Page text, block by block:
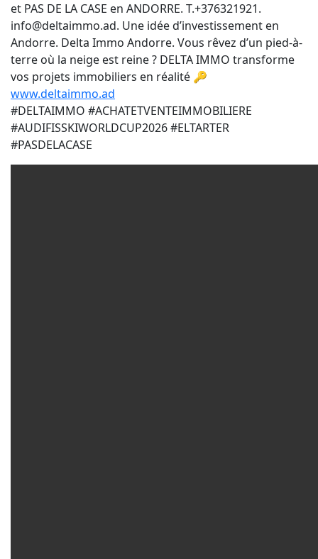
et PAS DE LA CASE en ANDORRE. T.+376321921.
info@deltaimmo.ad. Une idée d’investissement en
Andorre. Delta Immo Andorre. Vous rêvez d’un pied-à-
terre où la neige est reine ? DELTA IMMO transforme
vos projets immobiliers en réalité 🔑
www.deltaimmo.ad
#DELTAIMMO #ACHATETVENTEIMMOBILIERE
#AUDIFISSKIWORLDCUP2026 #ELTARTER
#PASDELACASE